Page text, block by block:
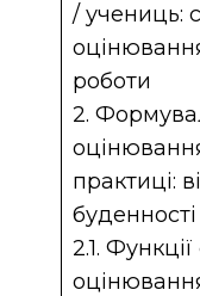
/ учениць:
роботи
2.
практиці:
буденності
2.1.